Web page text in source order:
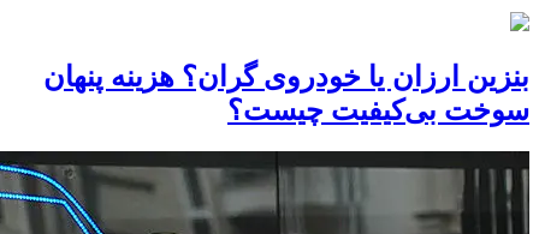
بنزین ارزان یا خودروی گران؟ هزینه پنهان
سوخت بی‌کیفیت چیست؟